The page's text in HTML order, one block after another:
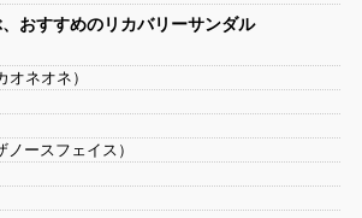
おすすめのリカバリーサンダル
ネオネ）
ースフェイス）